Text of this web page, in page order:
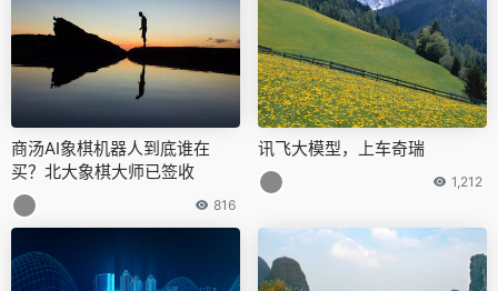
商汤AI象棋机器人到底谁在
买？北大象棋大师已签收
816
讯飞大模型，上车奇瑞
1,212